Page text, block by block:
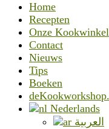
Home
Recepten
Onze Kookwinkel
Contact
Nieuws
Tips
Boeken
Nederlands
العربية